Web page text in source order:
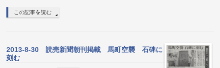
この記事を読む
2013-8-30 読売新聞朝刊掲載 馬町空襲 石碑に
刻む